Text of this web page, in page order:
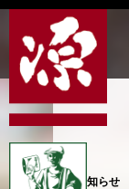
お知らせ